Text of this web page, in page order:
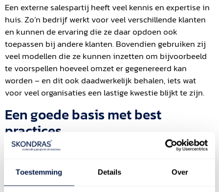
Toestemming Details Over
Een externe salespartij heeft veel kennis en expertise in
huis. Zo’n bedrijf werkt voor veel verschillende klanten
en kunnen de ervaring die ze daar opdoen ook
toepassen bij andere klanten. Bovendien gebruiken zij
veel modellen die ze kunnen inzetten om bijvoorbeeld
te voorspellen hoeveel omzet er gegenereerd kan
worden – en dit ook daadwerkelijk behalen, iets wat
voor veel organisaties een lastige kwestie blijkt te zijn.
Een goede basis met best
practices
Ondanks dat het altijd verstandig is om eerst onderzoek
bedrijf dit op het gebied van sales. De meeste
organisaties schieten direct in de actiemodus. Een